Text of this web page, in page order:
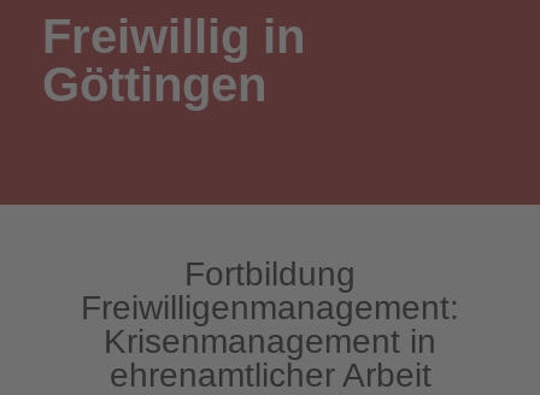
Freiwillig in
Göttingen
Fortbildung
Freiwilligenmanagement:
Krisenmanagement in
ehrenamtlicher Arbeit